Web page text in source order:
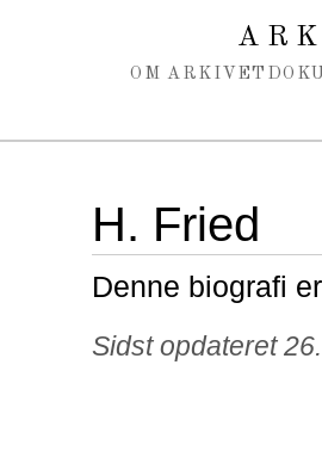
OM ARKIVET
H. Fried
Denne biografi
Sidst opdateret